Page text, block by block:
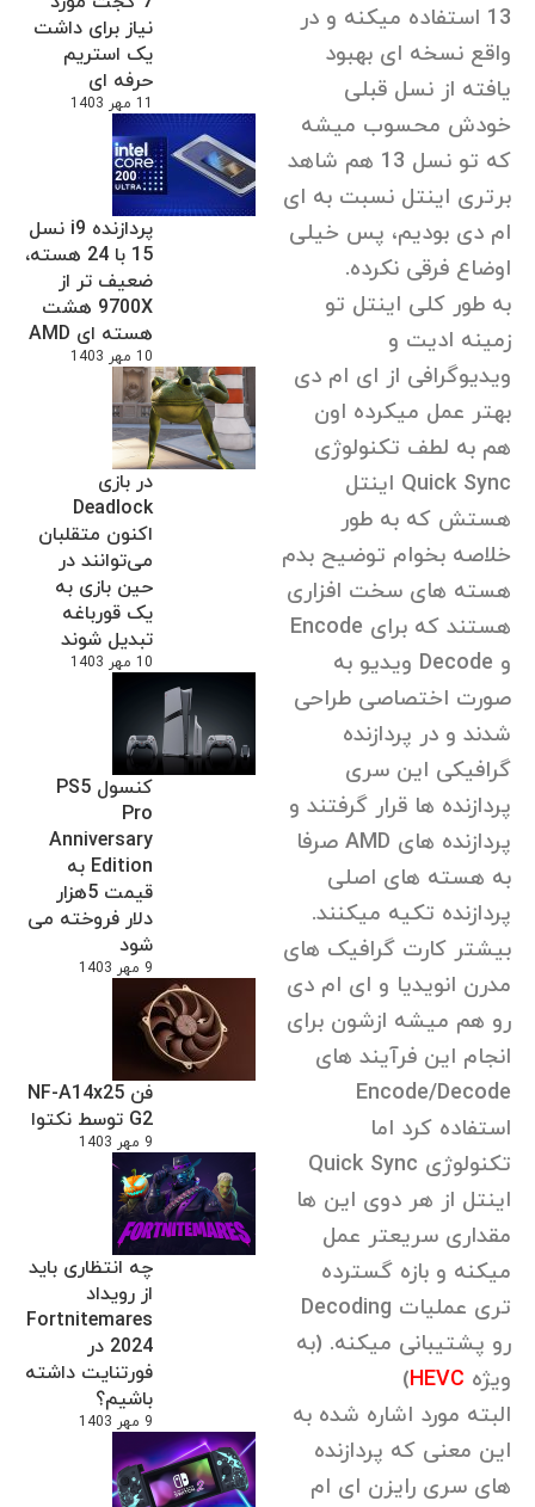
نیاز برای داشت
یک استریم
حرفه ای
11 مهر 1403
پردازنده i9 نسل
15 با 24 هسته،
ضعیف تر از
9700X هشت
هسته ای AMD
10 مهر 1403
در بازی
Deadlock
اکنون متقلبان
می‌توانند در
حین بازی به
یک قورباغه
تبدیل شوند
10 مهر 1403
کنسول PS5
Pro
Anniversary
Edition به
قیمت 5هزار
دلار فروخته می
شود
9 مهر 1403
فن NF-A14x25
G2 توسط نکتوا
9 مهر 1403
چه انتظاری باید
از رویداد
Fortnitemares
2024 در
فورتنایت داشته
باشیم؟
9 مهر 1403
13 استفاده میکنه و در
واقع نسخه ای بهبود
یافته از نسل قبلی
خودش محسوب میشه
که تو نسل 13 هم شاهد
برتری اینتل نسبت به ای
ام دی بودیم، پس خیلی
اوضاع فرقی نکرده.
به طور کلی اینتل تو
زمینه ادیت و
ویدیوگرافی از ای ام دی
بهتر عمل میکرده اون
هم به لطف تکنولوژی
Quick Sync اینتل
هستش که به طور
خلاصه بخوام توضیح بدم
هسته های سخت افزاری
هستند که برای Encode
و Decode ویدیو به
صورت اختصاصی طراحی
شدند و در پردازنده
گرافیکی این سری
پردازنده ها قرار گرفتند و
پردازنده های AMD صرفا
به هسته های اصلی
پردازنده تکیه میکنند.
بیشتر کارت گرافیک های
مدرن انویدیا و ای ام دی
رو هم میشه ازشون برای
انجام این فرآیند های
Encode/Decode
استفاده کرد اما
تکنولوژی Quick Sync
اینتل از هر دوی این ها
مقداری سریعتر عمل
میکنه و بازه گسترده
تری عملیات Decoding
رو پشتیبانی میکنه. (به
ویژه HEVC
)
البته مورد اشاره شده به
این معنی که پردازنده
های سری رایزن ای ام